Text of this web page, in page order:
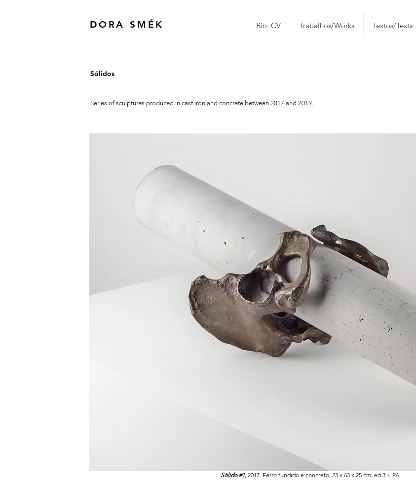
DORA SMÉK Bio_CV Trabalhos/Works Textos/Texts
Sólidos
Series of sculptures produced in cast iron and concrete between 2017 and 2019.
Sólido #1, 2017. Ferro fundido e concreto, 23 x 63 x 25 cm, ed 3 + PA